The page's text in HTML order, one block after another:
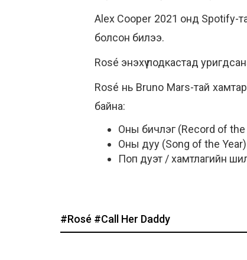
Alex Cooper 2021 онд Spotify-
болсон билээ.
Rosé энэхүү подкастад
Rosé нь Bruno Mars-тай
байна:
Оны бичлэг (Record of the
Оны дуу (Song of the Year)
Поп дуэт / хамтлагийн
#Rosé #Call Her Daddy